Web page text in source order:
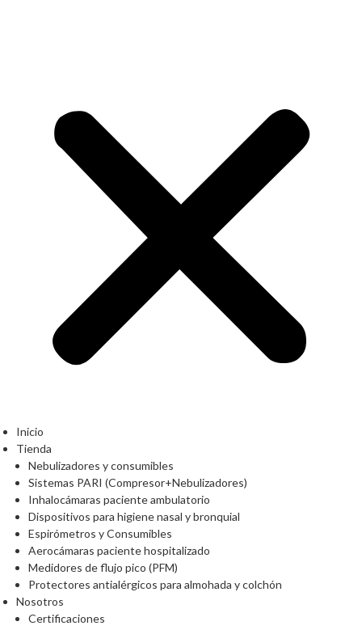
Inicio
Tienda
Nebulizadores y consumibles
Sistemas PARI (Compresor+Nebulizadores)
Inhalocámaras paciente ambulatorio
Dispositivos para higiene nasal y bronquial
Espirómetros y Consumibles
Aerocámaras paciente hospitalizado
Medidores de flujo pico (PFM)
Protectores antialérgicos para almohada y colchón
Nosotros
Certificaciones